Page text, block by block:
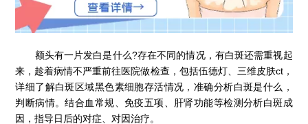
额头有一片发白是什么?存在不同的情况，有白斑还需重视起
来，趁着病情不严重前往医院做检查，包括伍德灯、三维皮肤ct，
详细了解白斑区域黑色素细胞存活情况，准确分析白斑是什么，
判断病情。结合血常规、免疫五项、肝肾功能等检测分析白斑成
因，指导日后的对症、对因治疗。
石家庄专治白斑医院